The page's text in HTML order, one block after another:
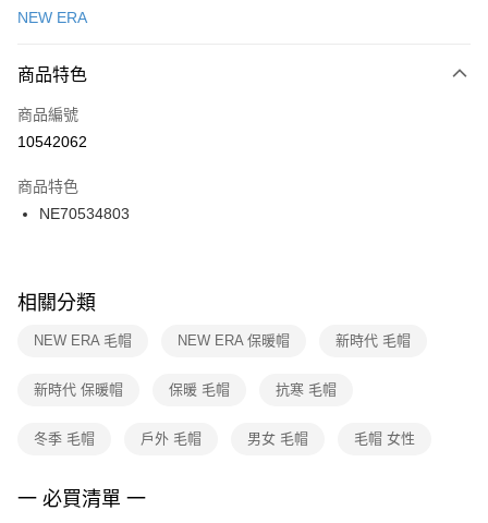
便利好安心！
３．安心：先確認商品／服務後，再付款。
【「AFTEE先享後付」結帳流程】
１．於結帳方式選擇「AFTEE先享後付」後，將跳轉至「AFTEE先享後付」
２．訂單成立數日內，您將收到繳費通知簡訊。
３．收到繳費通知簡訊後14天內，點擊此簡訊中的連結，可透過四大超商／
ATM／網路銀行／等多元方式進行付款，方視為交易完成。
※ 交易是否成功請以「AFTEE先享後付 」之結帳頁面顯示為準，若有關於
是否繳費成功／繳費後需取消欲退款等相關疑問，請聯繫「AFTEE先享後付
客戶支援中心」https://netprotections.freshdesk.com/support/home
１．透過由恩沛科技股份有限公司提供之「AFTEE先享後付」服務完成之交
權轉讓予恩沛科技股份有限公司。
３．未成年的使用者請事先徵得法定代理人或監護人之同意方可使用
「AFTEE先享後付」，若未經同意申辦者引起之損失，本公司不負相關責
運送方式
每筆NT$100，滿NT$1,500(含以上)免運費
宅配
每筆NT$100，滿NT$1,500(含以上)免運費
付款後門市自取
每筆NT$100，滿NT$1,500(含以上)免運費
NEW ERA
商品特色
商品編號
10542062
商品特色
NE70534803
相關分類
NEW ERA 毛帽 NEW ERA 保暖帽 新時代 毛帽
新時代 保暖帽 保暖 毛帽 抗寒 毛帽
冬季 毛帽 戶外 毛帽 男女 毛帽 毛帽 女性
一 必買清單 一